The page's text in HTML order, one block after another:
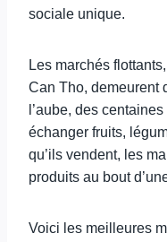
sociale unique.
Les marchés
Can Tho, demeurent
l’aube, des
échanger fruits,
qu’ils vendent, les
produits au bout
Voici les meilleures